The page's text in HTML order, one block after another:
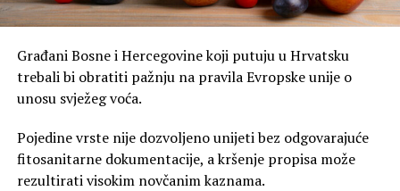
Građani Bosne i Hercegovine koji putuju u Hrvatsku
trebali bi obratiti pažnju na pravila Evropske unije o
unosu svježeg voća.
Pojedine vrste nije dozvoljeno unijeti bez odgovarajuće
fitosanitarne dokumentacije, a kršenje propisa može
rezultirati visokim novčanim kaznama.